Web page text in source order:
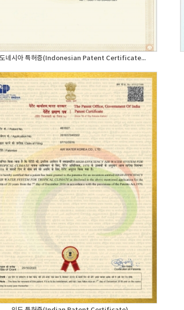
네시아 특허증(Indonesian Patent Certificate...